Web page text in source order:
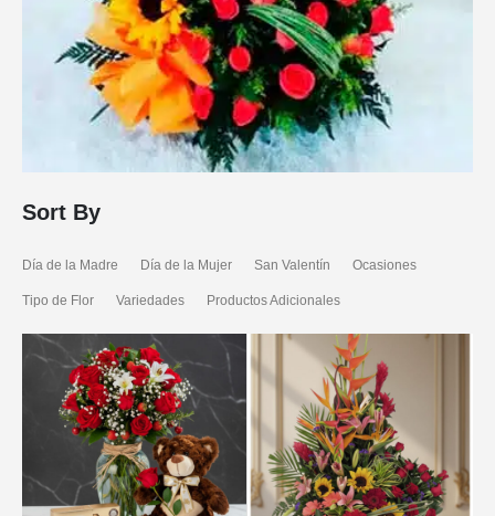
Sort By
Día de la Madre Día de la Mujer San Valentín Ocasiones
Tipo de Flor Variedades Productos Adicionales